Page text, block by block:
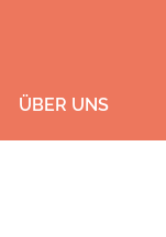
ÜBER UNS